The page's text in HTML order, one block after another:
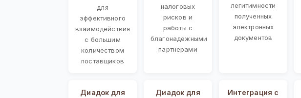
для
эффективного
взаимодействия
с большим
количеством
поставщиков
налоговых
рисков и
работы с
благонадежными
партнерами
легитимности
полученных
электронных
документов
Диадок для
Диадок для
Интеграция с